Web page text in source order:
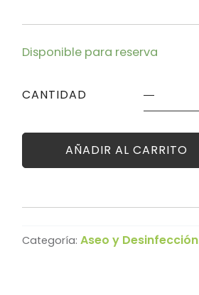
Disponible para reserva
CANTIDAD
FILL
AÑADIR AL CARRITO
Categoría: Aseo y Desinfección